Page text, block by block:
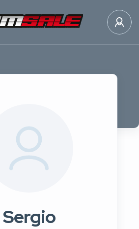
Sergio